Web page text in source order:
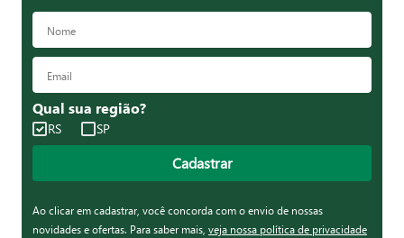
Qual sua região?
RS SP
Cadastrar
Ao clicar em cadastrar, você concorda com o envio de nossas
novidades e ofertas. Para saber mais, veja nossa política de privacidade